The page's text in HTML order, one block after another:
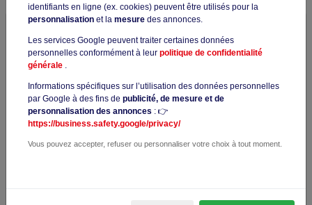
fonction de la catégorie du score A1 A2
B1 B2 C1
identifiants en ligne (ex. cookies) peuvent être utilisés pour la
personnalisation et la mesure des annonces.
Les services Google peuvent traiter certaines données
personnelles conformément à leur politique de confidentialité
générale .
Informations spécifiques sur l’utilisation des données personnelles
par Google à des fins de publicité, de mesure et de
personnalisation des annonces : 👉
https://business.safety.google/privacy/
Vous pouvez accepter, refuser ou personnaliser votre choix à tout moment.